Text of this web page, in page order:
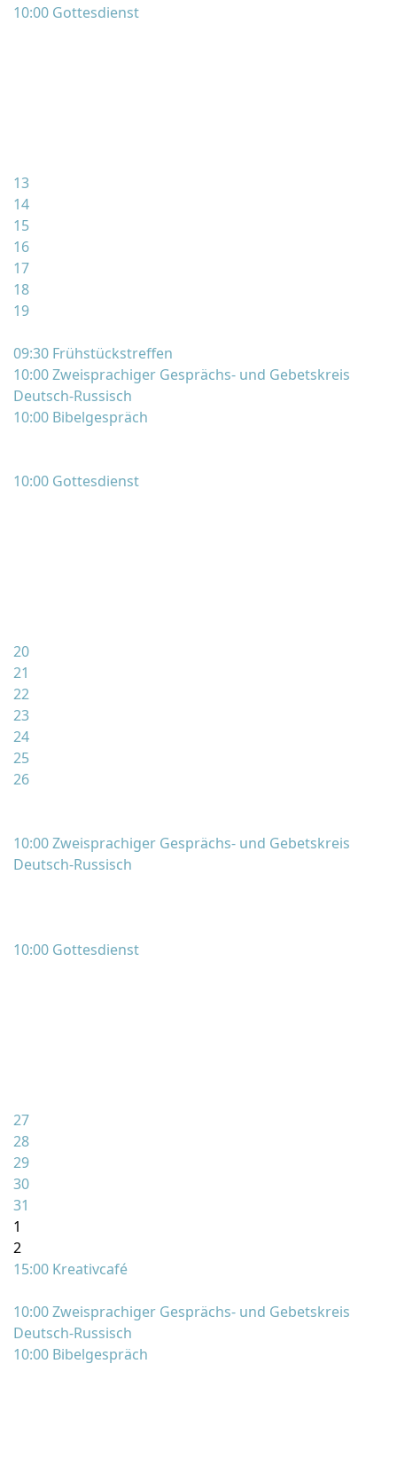
10:00 Gottesdienst
13
14
15
16
17
18
19
09:30 Frühstückstreffen
10:00 Zweisprachiger Gesprächs- und Gebetskreis
Deutsch-Russisch
10:00 Bibelgespräch
10:00 Gottesdienst
20
21
22
23
24
25
26
10:00 Zweisprachiger Gesprächs- und Gebetskreis
Deutsch-Russisch
10:00 Gottesdienst
27
28
29
30
31
1
2
15:00 Kreativcafé
10:00 Zweisprachiger Gesprächs- und Gebetskreis
Deutsch-Russisch
10:00 Bibelgespräch